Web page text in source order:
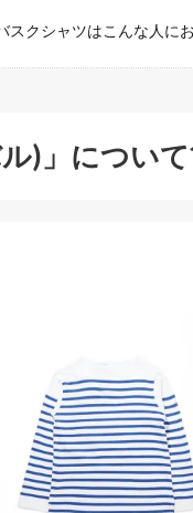
スクシャツはこんな人に
ル)」につい